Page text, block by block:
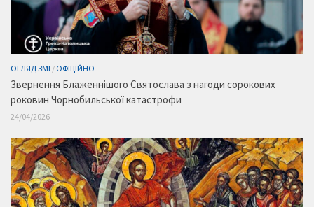
ОГЛЯД ЗМІ / ОФІЦІЙНО
Звернення Блаженнішого Святослава з нагоди сорокових
роковин Чорнобильської катастрофи
24/04/2026